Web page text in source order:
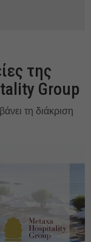
της
Group
τη διάκριση